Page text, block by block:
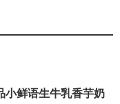
小鲜语生牛乳香芋奶